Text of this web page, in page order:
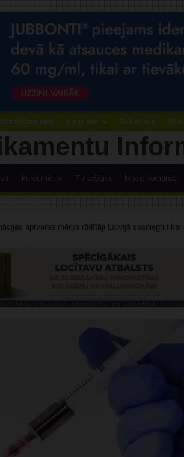
testi kursi.mic.lv Tulkošana
kursi.mic.lv Tulkošana Mūsu komanda
aptveres mērķa rādītāji Latvijā sasniegti tikai